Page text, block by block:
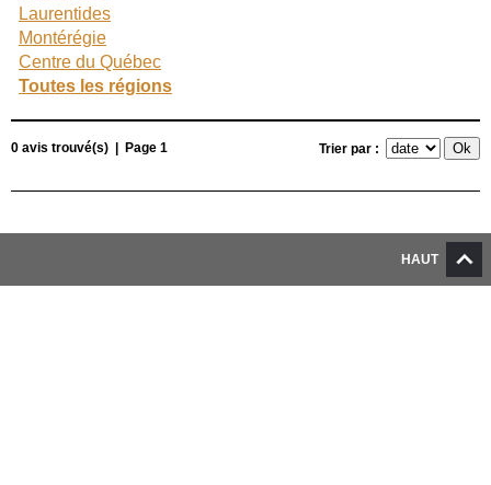
Laurentides
Montérégie
Centre du Québec
Toutes les régions
0 avis trouvé(s) | Page 1 Trier par :
HAUT